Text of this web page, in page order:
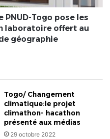
PNUD-Togo pose les
laboratoire offert au
géographie
Togo/ Changement
climatique:le projet
climathon- hacathon
présenté aux médias
29 octobre 2022